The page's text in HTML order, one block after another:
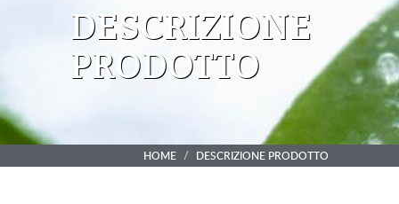
DESCRIZIONE
PRODOTTO
HOME DESCRIZIONE PRODOTTO